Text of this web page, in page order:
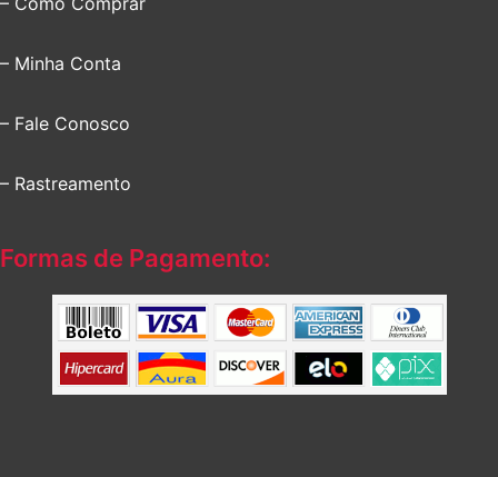
– Minha Conta
– Fale Conosco
– Rastreamento
Formas de Pagamento: